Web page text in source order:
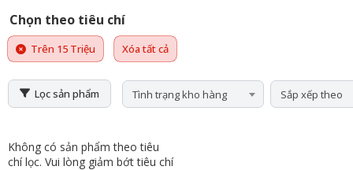
Chọn theo tiêu chí
Trên 15 Triệu Xóa tất cả
Lọc sản phẩm Tình trạng kho hàng Sắp xếp theo
Không có sản phẩm theo tiêu
chí lọc. Vui lòng giảm bớt tiêu chí